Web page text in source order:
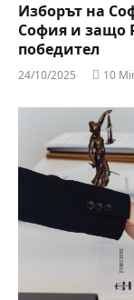
Изборът на
София и защо
победител
24/10/2025 10